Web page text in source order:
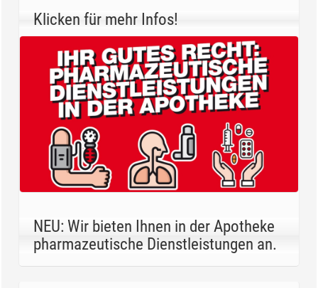
Klicken für mehr Infos!
NEU: Wir bieten Ihnen in der Apotheke
pharmazeutische Dienstleistungen an.